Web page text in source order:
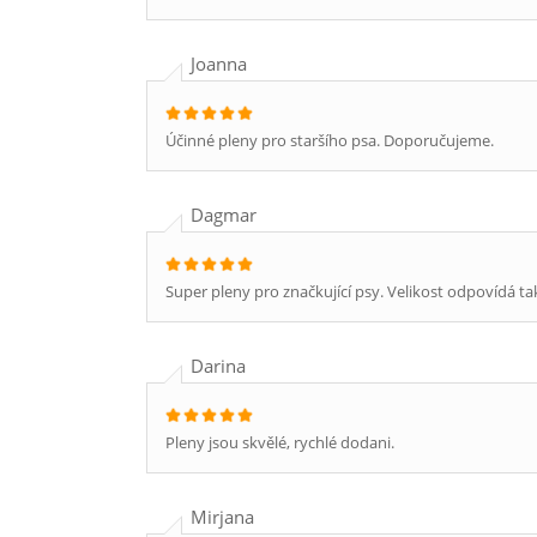
Joanna
Účinné pleny pro staršího psa. Doporučujeme.
Dagmar
Super pleny pro značkující psy. Velikost odpovídá
Darina
Pleny jsou skvělé, rychlé dodani.
Mirjana